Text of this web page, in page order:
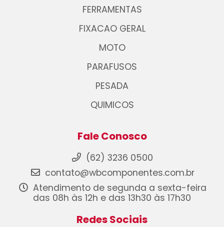
FERRAMENTAS
FIXACAO GERAL
MOTO
PARAFUSOS
PESADA
QUIMICOS
Fale Conosco
(62) 3236 0500
contato@wbcomponentes.com.br
Atendimento de segunda a sexta-feira
das 08h às 12h e das 13h30 às 17h30
Redes Sociais